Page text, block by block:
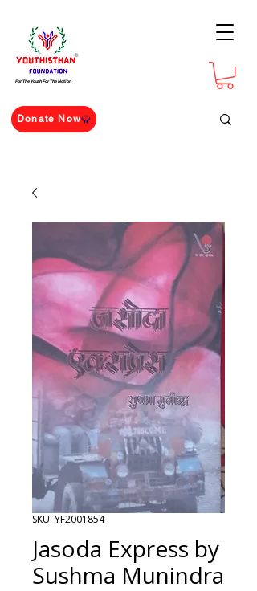
For The Youth For The Nation
Donate Now
SKU: YF2001854
Jasoda Express by
Sushma Munindra